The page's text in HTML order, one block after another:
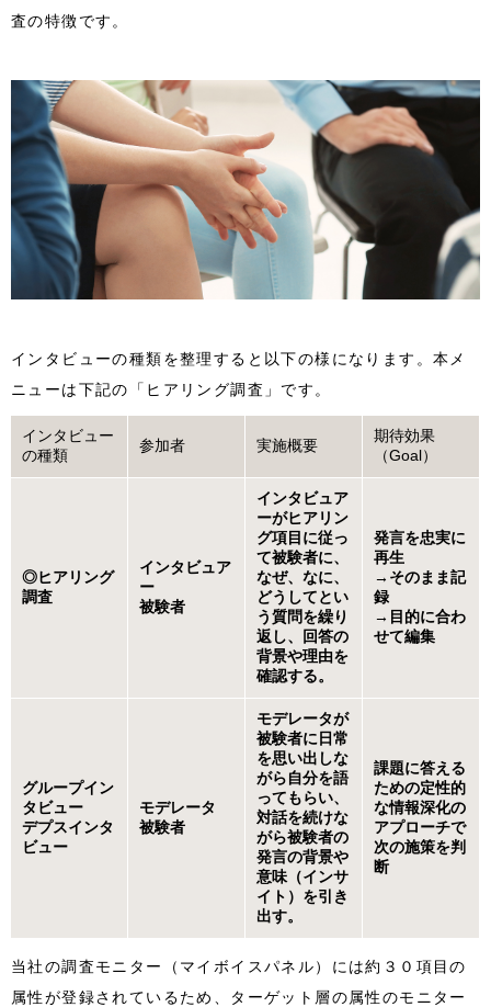
査の特徴です。
インタビューの種類を整理すると以下の様になります。本メ
ニューは下記の「ヒアリング調査」です。
インタビュー
の種類
参加者 実施概要
期待効果
（Goal）
◎ヒアリング
調査
インタビュア
ー
被験者
インタビュア
ーがヒアリン
グ項目に従っ
て被験者に、
なぜ、なに、
どうしてとい
う質問を繰り
返し、回答の
背景や理由を
確認する。
発言を忠実に
再生
→そのまま記
録
→目的に合わ
せて編集
グループイン
タビュー
デプスインタ
ビュー
モデレータ
被験者
モデレータが
被験者に日常
を思い出しな
がら自分を語
ってもらい、
対話を続けな
がら被験者の
発言の背景や
意味（インサ
イト）を引き
出す。
課題に答える
ための定性的
な情報深化の
アプローチで
次の施策を判
断
当社の調査モニター（マイボイスパネル）には約３０項目の
属性が登録されているため、ターゲット層の属性のモニター